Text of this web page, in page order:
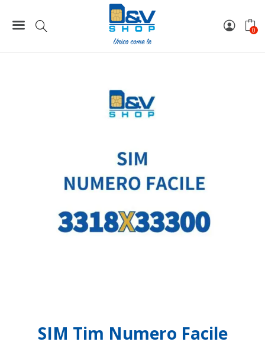
0
SIM Tim Numero Facile 3318X33300 Da Attivare
SIM Tim Numero Facile